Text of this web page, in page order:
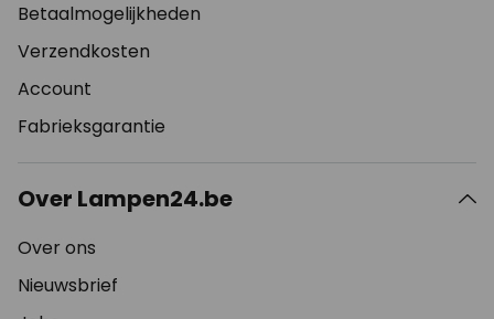
Betaalmogelijkheden
Verzendkosten
Account
Fabrieksgarantie
Over Lampen24.be
Over ons
Nieuwsbrief